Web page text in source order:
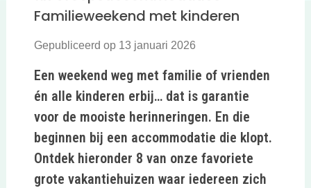
Familieweekend met kinderen
Gepubliceerd op 13 januari 2026
Een weekend weg met familie of vrienden
én alle kinderen erbij… dat is garantie
voor de mooiste herinneringen. En die
beginnen bij een accommodatie die klopt.
Ontdek hieronder 8 van onze favoriete
grote vakantiehuizen waar iedereen zich